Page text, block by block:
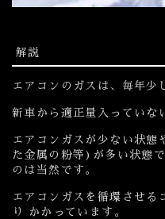
解説
エアコンのガスは、毎年少
新車から適正量入っていな
エアコンガスが少ない状態
た金属の粉等)が多い状態
のは当然です。
エアコンガスを循環させる
り かかっています。